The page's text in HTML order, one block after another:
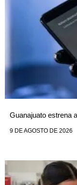
Guanajuato estrena
9 DE AGOSTO DE 2026